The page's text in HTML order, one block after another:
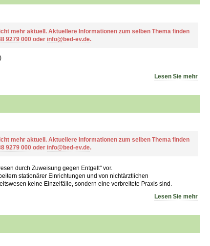
mehr aktuell. Aktuellere Informationen zum selben Thema finden
9279 000 oder info@bed-ev.de.
Lesen Sie mehr
mehr aktuell. Aktuellere Informationen zum selben Thema finden
9279 000 oder info@bed-ev.de.
durch Zuweisung gegen Entgelt" vor.
stationärer Einrichtungen und von nichtärztlichen
keine Einzelfälle, sondern eine verbreitete Praxis sind.
Lesen Sie mehr